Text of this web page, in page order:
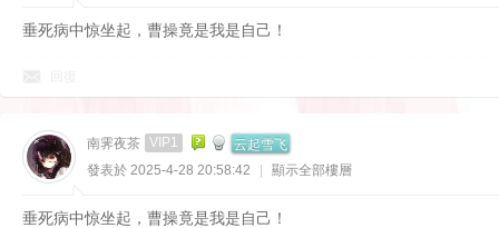
垂死病中惊坐起，曹操竟是我是自己！
南霁夜茶 VIP1 云起雪飞
發表於 2025-4-28 20:58:42 顯示全部樓層
垂死病中惊坐起，曹操竟是我是自己！